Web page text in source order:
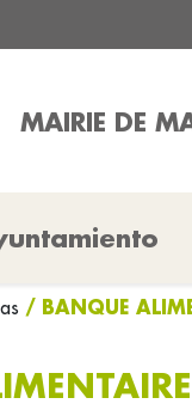
MAIRIE DE
/ BANQUE